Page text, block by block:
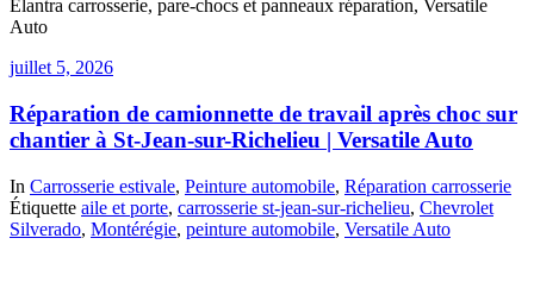
Elantra carrosserie, pare-chocs et panneaux réparation, Versatile
Auto
juillet 5, 2026
Réparation de camionnette de travail après choc sur
chantier à St-Jean-sur-Richelieu | Versatile Auto
In Carrosserie estivale, Peinture automobile, Réparation carrosserie
Étiquette aile et porte, carrosserie st-jean-sur-richelieu, Chevrolet
Silverado, Montérégie, peinture automobile, Versatile Auto